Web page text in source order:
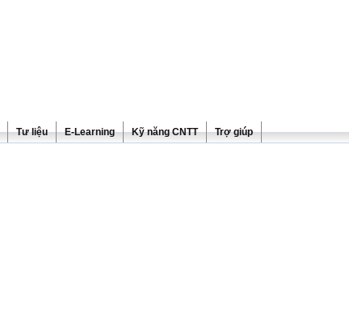
Tư liệu E-Learning Kỹ năng CNTT Trợ giúp